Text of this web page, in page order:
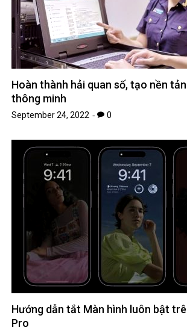
Hoàn thành hải quan số, tạo nền
thông minh
September 24, 2022 0
Hướng dẫn tắt Màn hình luôn bật
Pro